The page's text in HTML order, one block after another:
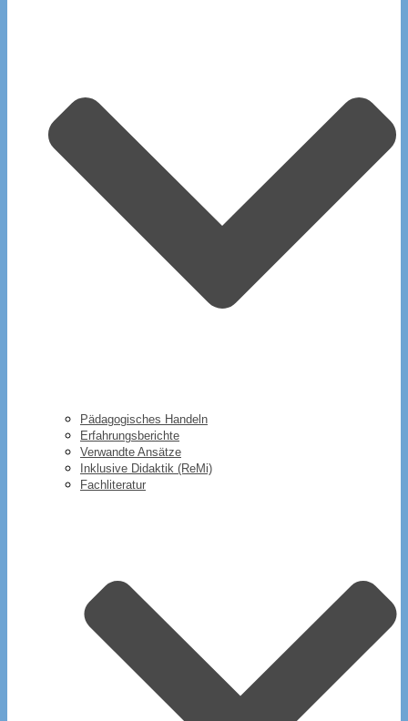
Pädagogisches Handeln
Erfahrungsberichte
Verwandte Ansätze
Inklusive Didaktik (ReMi)
Fachliteratur